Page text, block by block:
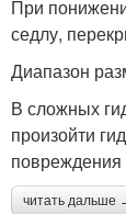
При
седлу,
Диапазон
В сложных
произойти
повреждения
читать дальше